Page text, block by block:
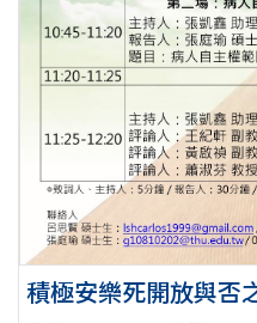
積極安樂死開放與否